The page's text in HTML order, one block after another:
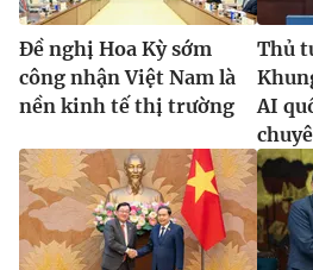
Đề nghị Hoa Kỳ sớm
công nhận Việt Nam là
nền kinh tế thị trường
Thủ
AI